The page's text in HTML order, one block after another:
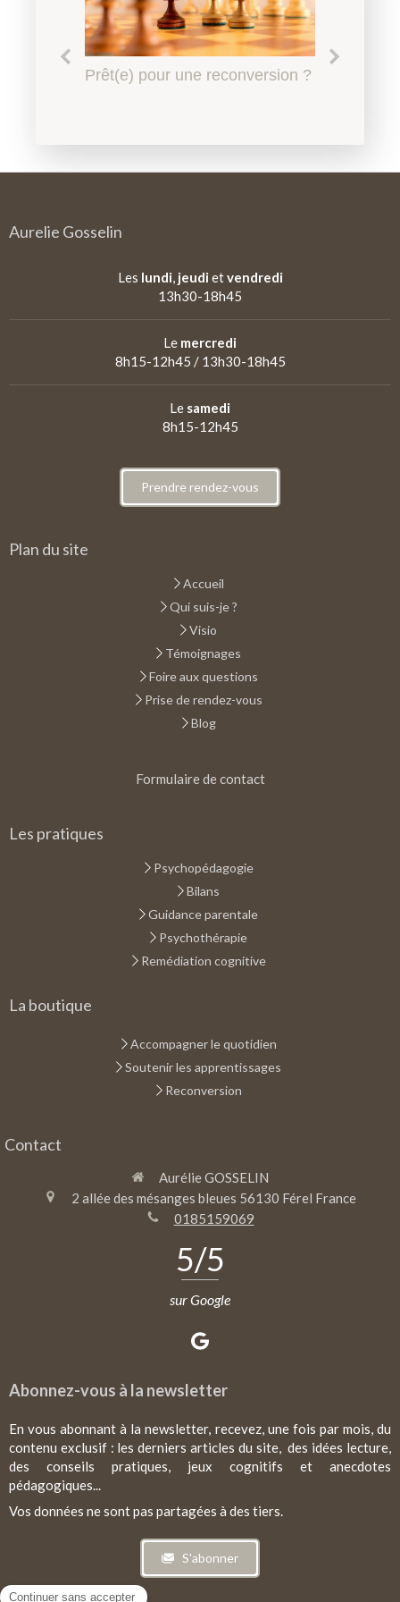
Le harcèlement scolaire à
Prêt(e) pour une reconversion ?
Quel accompagnement en
Qu'est-ce qu'un
Aurelie Gosselin
Les lundi jeudi etvendredi
13h30-18h45
Le mercredi
8h15-12h45 / 13h30-18h45
Le samedi
8h15-12h45
Prendre rendez-vous
Plan du site
Accueil
Qui suis-je ?
Visio
Témoignages
Foire aux questions
Prise de rendez-vous
Blog
Formulaire de contact
Les pratiques
Psychopédagogie
Bilans
Guidance parentale
Psychothérapie
Remédiation cognitive
La boutique
Accompagner le quotidien
Soutenir les apprentissages
Reconversion
Contact
Aurélie GOSSELIN
2 allée des mésanges bleues 56130 Férel France
0185159069
5/5
sur Google
Abonnez-vous à la newsletter
En vous abonnant à la newsletter, recevez, une fois par mois, du
contenu exclusif : les derniers articles du site, des idées lecture,
des conseils pratiques, jeux cognitifs et anecdotes
pédagogiques...
Vos données ne sont pas partagées à des tiers.
S'abonner